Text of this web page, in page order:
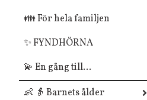
👪 För hela familjen
✨ FYNDHÖRNA
💫 En gång till...
👶 👵 Barnets ålder